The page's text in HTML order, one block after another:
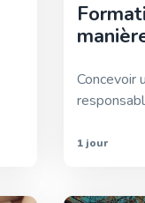
Concevoir
1 jour